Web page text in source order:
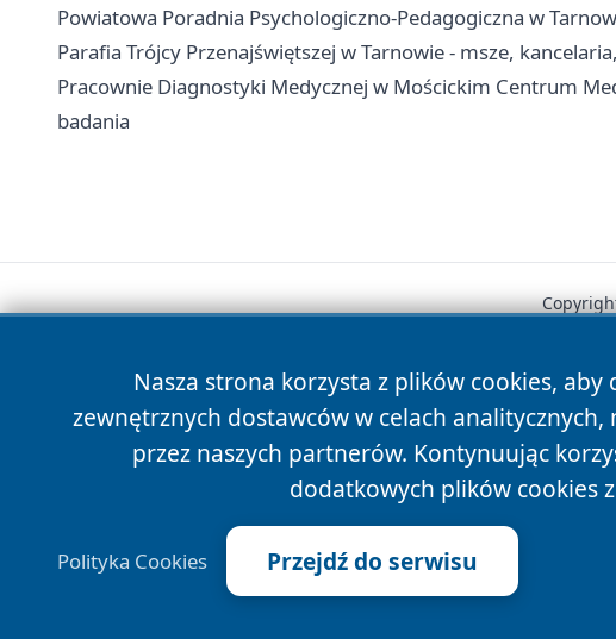
Powiatowa Poradnia Psychologiczno-Pedagogiczna w
Parafia Trójcy Przenajświętszej w Tarnowie - msze,
Pracownie Diagnostyki Medycznej w Mościckim Centrum
badania
Nasza strona korzysta z plików cookies,
zewnętrznych dostawców w celach
przez naszych partnerów. Kontynuując
dodatkowych plików cookies
Polityka Cookies Przejdź do serwisu
News